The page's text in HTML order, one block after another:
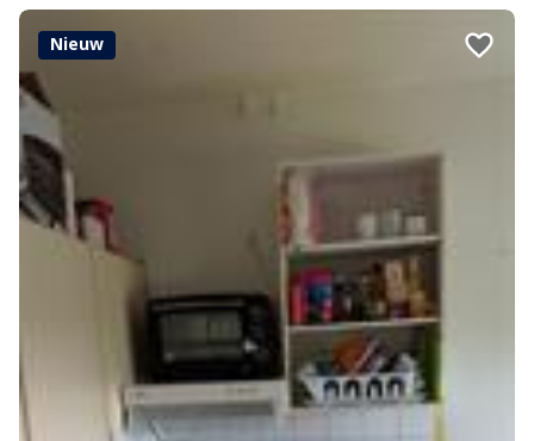
Nieuw